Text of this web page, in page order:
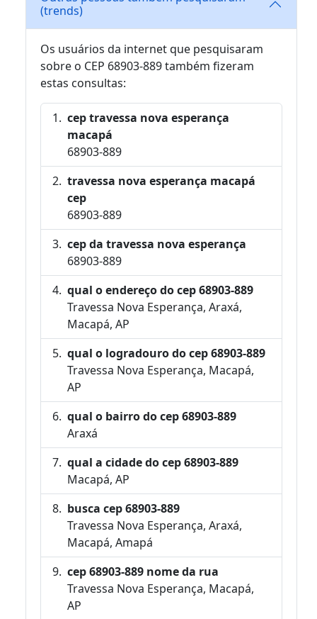
(trends)
Os usuários da internet que pesquisaram
sobre o CEP 68903-889 também fizeram
estas consultas:
cep travessa nova esperança
macapá
68903-889
travessa nova esperança macapá
cep
68903-889
cep da travessa nova esperança
68903-889
qual o endereço do cep 68903-889
Travessa Nova Esperança, Araxá,
Macapá, AP
qual o logradouro do cep 68903-889
Travessa Nova Esperança, Macapá,
AP
qual o bairro do cep 68903-889
Araxá
qual a cidade do cep 68903-889
Macapá, AP
busca cep 68903-889
Travessa Nova Esperança, Araxá,
Macapá, Amapá
cep 68903-889 nome da rua
Travessa Nova Esperança, Macapá,
AP